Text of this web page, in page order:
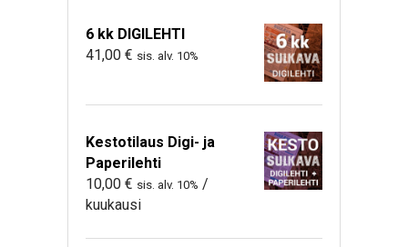
6 kk DIGILEHTI
41,00 € sis. alv. 10%
Kestotilaus Digi- ja
Paperilehti
10,00 € sis. alv. 10% /
kuukausi